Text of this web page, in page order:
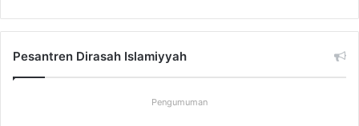
Pesantren Dirasah Islamiyyah
Pengumuman